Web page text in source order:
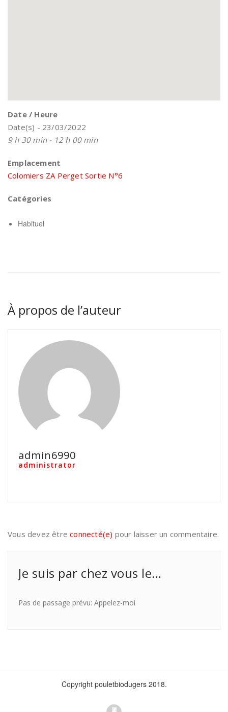
Date / Heure
Date(s) - 23/03/2022
9 h 30 min - 12 h 00 min
Emplacement
Colomiers ZA Perget Sortie N°6
Catégories
Habituel
À propos de l’auteur
admin6990
administrator
Vous devez êtreconnecté(e) pour laisser un commentaire.
Je suis par chez vous le…
Pas de passage prévu: Appelez-moi
Copyright pouletbiodugers 2018.